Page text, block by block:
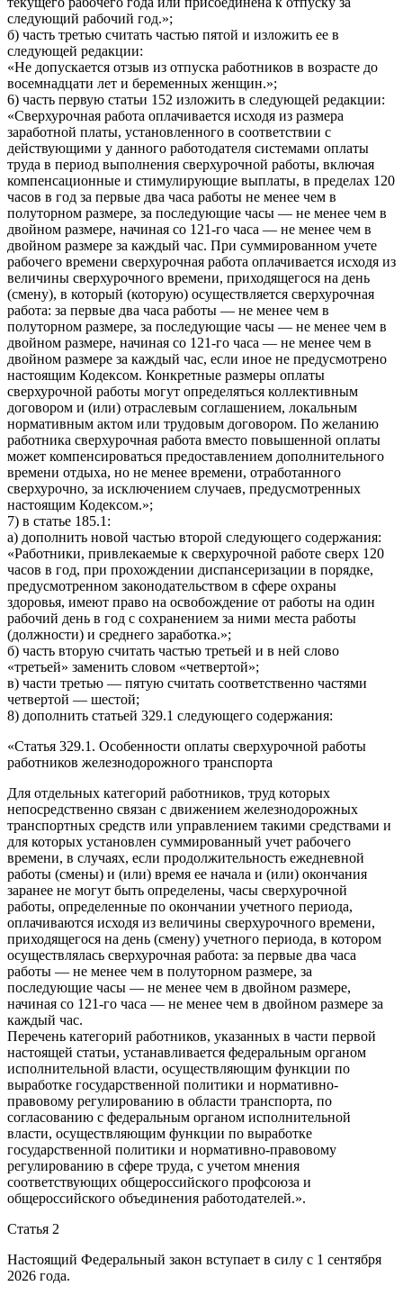
следующий рабочий год.»;
б) часть третью считать частью пятой и изложить ее в
следующей редакции:
«Не допускается отзыв из отпуска работников в возрасте до
восемнадцати лет и беременных женщин.»;
6) часть первую статьи 152 изложить в следующей редакции:
«Сверхурочная работа оплачивается исходя из размера
заработной платы, установленного в соответствии с
действующими у данного работодателя системами оплаты
труда в период выполнения сверхурочной работы, включая
компенсационные и стимулирующие выплаты, в пределах 120
часов в год за первые два часа работы не менее чем в
полуторном размере, за последующие часы — не менее чем в
двойном размере, начиная со 121-го часа — не менее чем в
двойном размере за каждый час. При суммированном учете
рабочего времени сверхурочная работа оплачивается исходя из
величины сверхурочного времени, приходящегося на день
(смену), в который (которую) осуществляется сверхурочная
работа: за первые два часа работы — не менее чем в
полуторном размере, за последующие часы — не менее чем в
двойном размере, начиная со 121-го часа — не менее чем в
двойном размере за каждый час, если иное не предусмотрено
настоящим Кодексом. Конкретные размеры оплаты
сверхурочной работы могут определяться коллективным
договором и (или) отраслевым соглашением, локальным
нормативным актом или трудовым договором. По желанию
работника сверхурочная работа вместо повышенной оплаты
может компенсироваться предоставлением дополнительного
времени отдыха, но не менее времени, отработанного
сверхурочно, за исключением случаев, предусмотренных
настоящим Кодексом.»;
7) в статье 185.1:
а) дополнить новой частью второй следующего содержания:
«Работники, привлекаемые к сверхурочной работе сверх 120
часов в год, при прохождении диспансеризации в порядке,
предусмотренном законодательством в сфере охраны
здоровья, имеют право на освобождение от работы на один
рабочий день в год с сохранением за ними места работы
(должности) и среднего заработка.»;
б) часть вторую считать частью третьей и в ней слово
«третьей» заменить словом «четвертой»;
в) части третью — пятую считать соответственно частями
четвертой — шестой;
8) дополнить статьей 329.1 следующего содержания:
«Статья 329.1. Особенности оплаты сверхурочной работы
работников железнодорожного транспорта
Для отдельных категорий работников, труд которых
непосредственно связан с движением железнодорожных
транспортных средств или управлением такими средствами и
для которых установлен суммированный учет рабочего
времени, в случаях, если продолжительность ежедневной
работы (смены) и (или) время ее начала и (или) окончания
заранее не могут быть определены, часы сверхурочной
работы, определенные по окончании учетного периода,
оплачиваются исходя из величины сверхурочного времени,
приходящегося на день (смену) учетного периода, в котором
осуществлялась сверхурочная работа: за первые два часа
работы — не менее чем в полуторном размере, за
последующие часы — не менее чем в двойном размере,
начиная со 121-го часа — не менее чем в двойном размере за
каждый час.
Перечень категорий работников, указанных в части первой
настоящей статьи, устанавливается федеральным органом
исполнительной власти, осуществляющим функции по
выработке государственной политики и нормативно-
правовому регулированию в области транспорта, по
согласованию с федеральным органом исполнительной
власти, осуществляющим функции по выработке
государственной политики и нормативно-правовому
регулированию в сфере труда, с учетом мнения
соответствующих общероссийского профсоюза и
общероссийского объединения работодателей.».
Статья 2
Настоящий Федеральный закон вступает в силу с 1 сентября
2026 года.